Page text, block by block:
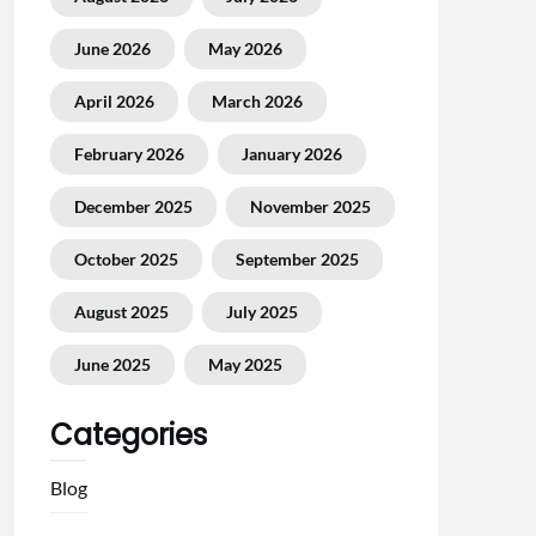
June 2026 May 2026
April 2026 March 2026
February 2026 January 2026
December 2025 November 2025
October 2025 September 2025
August 2025 July 2025
June 2025 May 2025
Categories
Blog